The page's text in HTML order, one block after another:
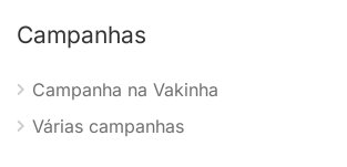
Campanhas
Campanha na Vakinha
Várias campanhas